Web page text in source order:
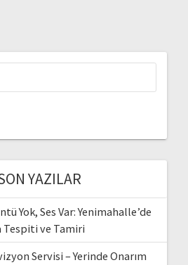
YAZILAR
Yok, Ses Var: Yenimahalle’de
Tespiti ve Tamiri
Servisi – Yerinde Onarım